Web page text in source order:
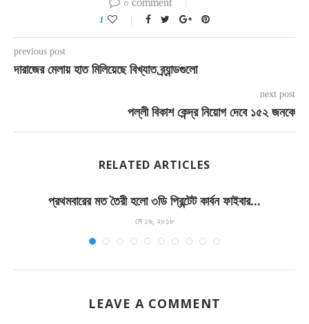
০ comment
1
previous post
দারাজের মেলায় হাত মিলিয়েছে বিখ্যাত ব্র্যান্ডগুলো
next post
পল্লী বিকাশ কেন্দ্র নিয়োগ দেবে ১৫২ জনকে
RELATED ARTICLES
প্রথমবারের মত তৈরী হলো ৩ডি প্রিন্টেট কার্বন ফাইবার...
মে ১৯, ২০১৮
LEAVE A COMMENT